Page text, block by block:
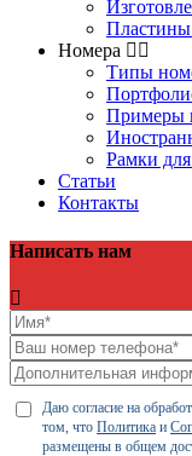
Пластины
Номера
Типы
Примеры
Рамки
Статьи
Контакты
Написать нам
Даю согласие на
том, что Политика и
размещены в общем